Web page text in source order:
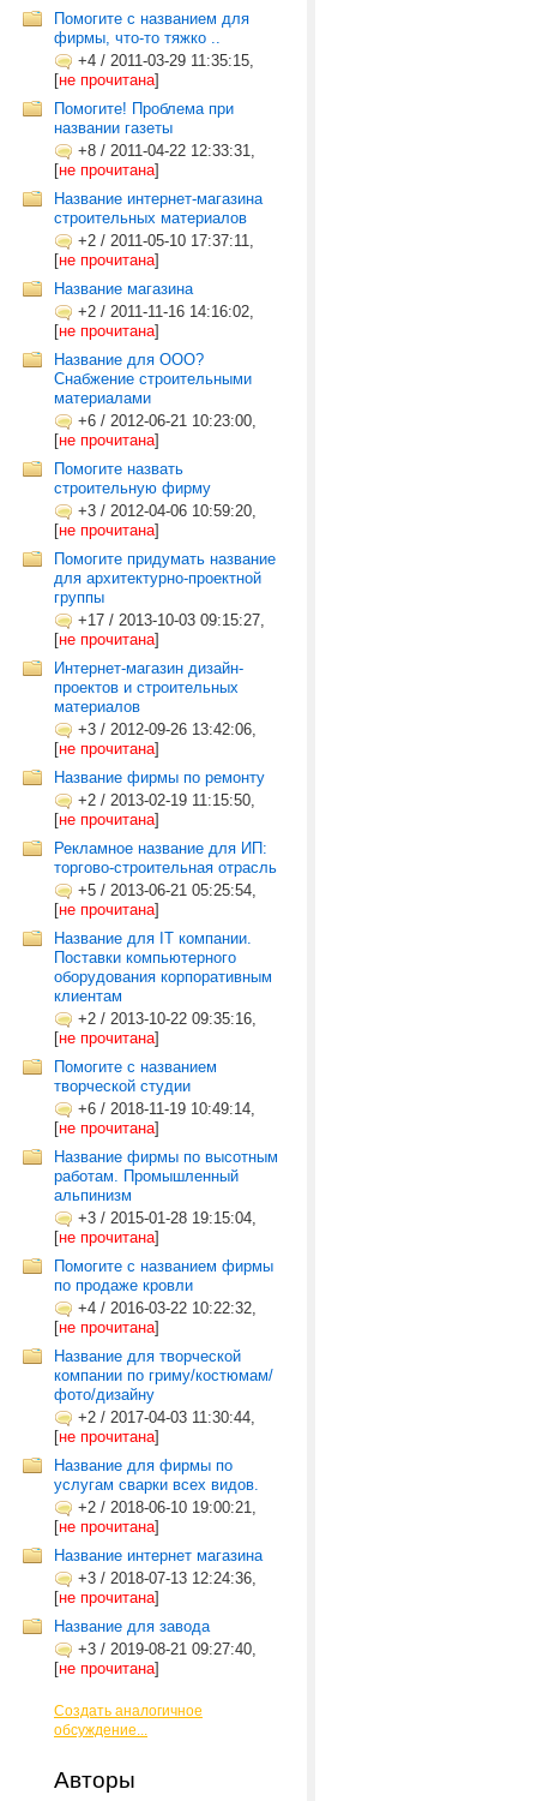
Помогите с названием для
фирмы, что-то тяжко ..
+4 / 2011-03-29 11:35:15,
[не прочитана]
Помогите! Проблема при
названии газеты
+8 / 2011-04-22 12:33:31,
[не прочитана]
Название интернет-магазина
строительных материалов
+2 / 2011-05-10 17:37:11,
[не прочитана]
Название магазина
+2 / 2011-11-16 14:16:02,
[не прочитана]
Название для ООО?
Снабжение строительными
материалами
+6 / 2012-06-21 10:23:00,
[не прочитана]
Помогите назвать
строительную фирму
+3 / 2012-04-06 10:59:20,
[не прочитана]
Помогите придумать название
для архитектурно-проектной
группы
+17 / 2013-10-03 09:15:27,
[не прочитана]
Интернет-магазин дизайн-
проектов и строительных
материалов
+3 / 2012-09-26 13:42:06,
[не прочитана]
Название фирмы по ремонту
+2 / 2013-02-19 11:15:50,
[не прочитана]
Рекламное название для ИП:
торгово-строительная отрасль
+5 / 2013-06-21 05:25:54,
[не прочитана]
Название для IT компании.
Поставки компьютерного
оборудования корпоративным
клиентам
+2 / 2013-10-22 09:35:16,
[не прочитана]
Помогите с названием
творческой студии
+6 / 2018-11-19 10:49:14,
[не прочитана]
Название фирмы по высотным
работам. Промышленный
альпинизм
+3 / 2015-01-28 19:15:04,
[не прочитана]
Помогите с названием фирмы
по продаже кровли
+4 / 2016-03-22 10:22:32,
[не прочитана]
Название для творческой
компании по гриму/костюмам/
фото/дизайну
+2 / 2017-04-03 11:30:44,
[не прочитана]
Название для фирмы по
услугам сварки всех видов.
+2 / 2018-06-10 19:00:21,
[не прочитана]
Название интернет магазина
+3 / 2018-07-13 12:24:36,
[не прочитана]
Название для завода
+3 / 2019-08-21 09:27:40,
[не прочитана]
Создать аналогичное
обсуждение...
Авторы